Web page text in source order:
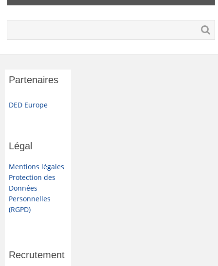
Partenaires
DED Europe
Légal
Mentions légales
Protection des
Données
Personnelles
(RGPD)
Recrutement